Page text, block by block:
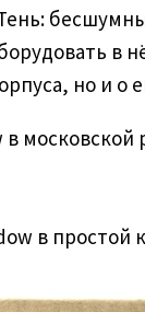
в
но и о
в
в